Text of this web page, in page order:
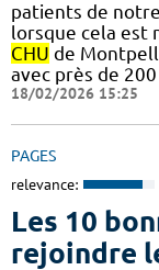
patients de
lorsque cela est
CHU de
avec près de
18/02/2026 15:25
PAGES
relevance:
Les 10
rejoindre